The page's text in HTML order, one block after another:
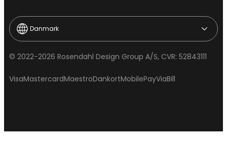
© 2022-2026 Rosendahl Design Group A/S, CVR: 52843111
VisaMastercardMaestroDankortMobilePayViaBill
Danmark